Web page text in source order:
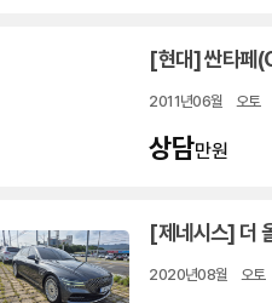
2011년06월 오토
상담만원
2020년08월 오토